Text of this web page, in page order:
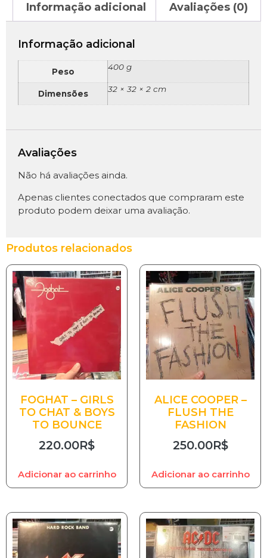
Informação adicional Avaliações (0)
Informação adicional
Peso 400 g
Dimensões 32 × 32 × 2 cm
Avaliações
Não há avaliações ainda.
Apenas clientes conectados que compraram este
produto podem deixar uma avaliação.
Produtos relacionados
FOGHAT – GIRLS
TO CHAT & BOYS
TO BOUNCE
220.00R$
Adicionar ao carrinho
ALICE COOPER –
FLUSH THE
FASHION
250.00R$
Adicionar ao carrinho